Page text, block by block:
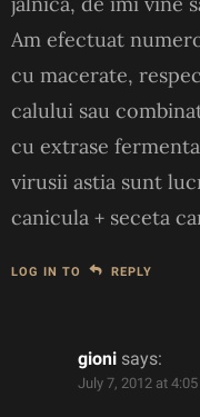
Am efectuat
cu macerate,
calului sau
cu extrase
virusii astia sunt
canicula + seceta
LOG IN TO REPLY
gioni says:
July 7, 2012 at